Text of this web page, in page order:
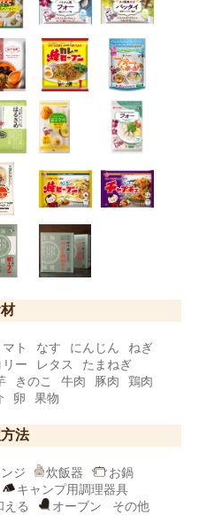
マト なす にんじん
ねぎ
ー レタス
たまねぎ
きのこ 牛肉 豚肉
鶏肉
卵 果物
法
ジ 炊飯器
お鍋
キャンプ用調理器具
える オーブン その他